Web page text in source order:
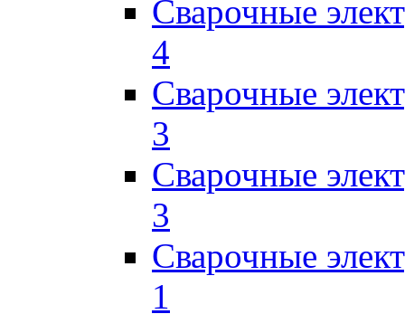
Сварочные
4
Сварочные
3
Сварочные
3
Сварочные
1